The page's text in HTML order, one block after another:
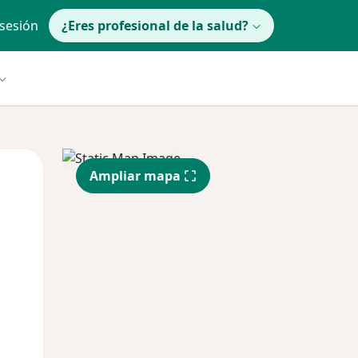
¿Eres profesional de la salud?
Mar
11 Ago
Mié
12 Ago
Ampliar mapa